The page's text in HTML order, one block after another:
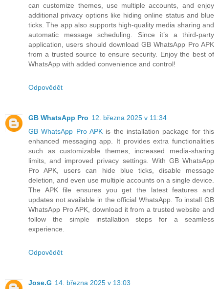
can customize themes, use multiple accounts, and enjoy
additional privacy options like hiding online status and blue
ticks. The app also supports high-quality media sharing and
automatic message scheduling. Since it’s a third-party
application, users should download GB WhatsApp Pro APK
from a trusted source to ensure security. Enjoy the best of
WhatsApp with added convenience and control!
Odpovědět
GB WhatsApp Pro 12. března 2025 v 11:34
GB WhatsApp Pro APK is the installation package for this
enhanced messaging app. It provides extra functionalities
such as customizable themes, increased media-sharing
limits, and improved privacy settings. With GB WhatsApp
Pro APK, users can hide blue ticks, disable message
deletion, and even use multiple accounts on a single device.
The APK file ensures you get the latest features and
updates not available in the official WhatsApp. To install GB
WhatsApp Pro APK, download it from a trusted website and
follow the simple installation steps for a seamless
experience.
Odpovědět
Jose.G 14. března 2025 v 13:03